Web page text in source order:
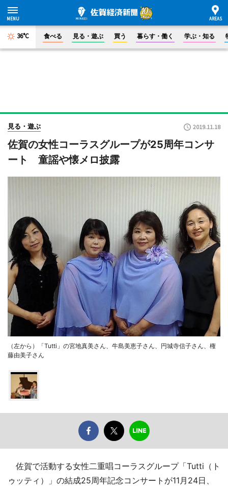
36°C 食べる 見る・遊ぶ 買う 暮らす・働く 学ぶ・知る
見る・遊ぶ 2019.11.18
佐賀の女性コーラスグループが25周年コンサ
ート 童謡や懐メロ披露
（左から）「Tutti」の宮地真美さん、牛島美恵子さん、円城寺信子さん、権
藤由美子さん
佐賀で活動する女性二重唱コーラスグループ「Tutti（ト
ゥッティ）」の結成25周年記念コンサートが11月24日、